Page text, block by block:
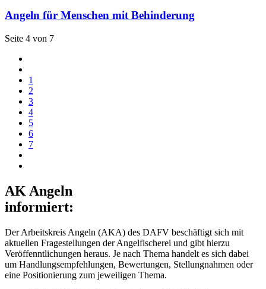
Angeln für Menschen mit Behinderung
Seite 4 von 7
1
2
3
4
5
6
7
AK Angeln
informiert:
Der Arbeitskreis Angeln (AKA) des DAFV beschäftigt sich mit
aktuellen Fragestellungen der Angelfischerei und gibt hierzu
Veröffenntlichungen heraus. Je nach Thema handelt es sich dabei
um Handlungsempfehlungen, Bewertungen, Stellungnahmen oder
eine Positionierung zum jeweiligen Thema.